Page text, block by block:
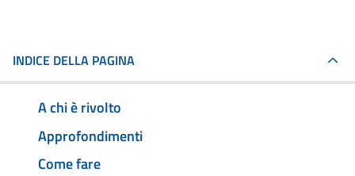
INDICE DELLA PAGINA
A chi è rivolto
Approfondimenti
Come fare